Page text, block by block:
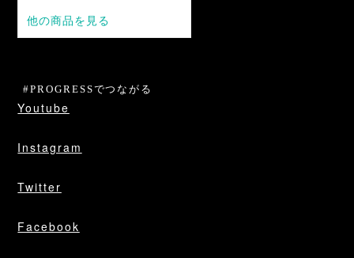
#PROGRESSでつながる
Youtube
Instagram
Twitter
Facebook